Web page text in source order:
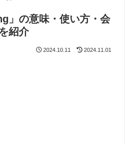
」の意味・使い方・会
紹介
2024.10.11 2024.11.01